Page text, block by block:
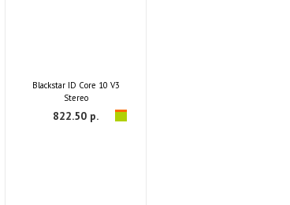
Blackstar ID Core 10 V3
Stereo
822.50 р.